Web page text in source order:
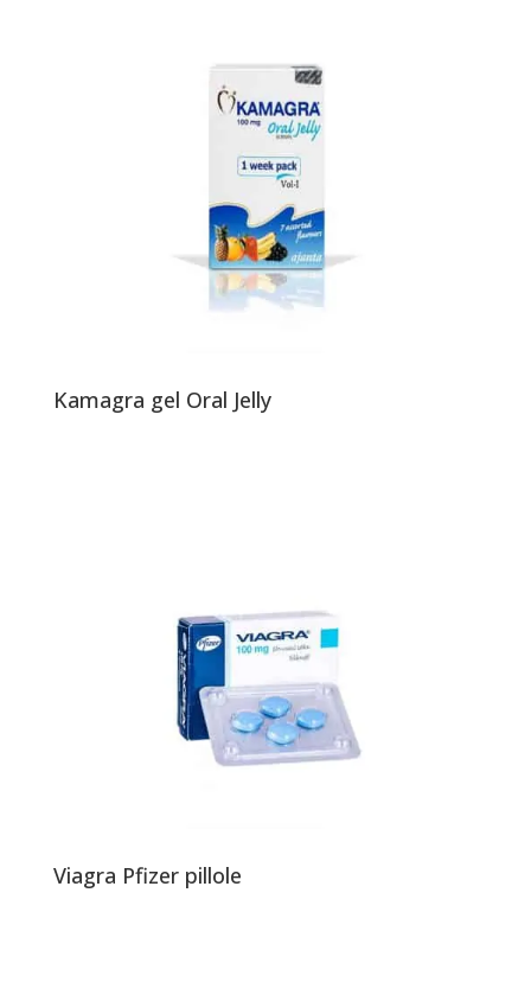
Kamagra gel Oral Jelly
Viagra Pfizer pillole